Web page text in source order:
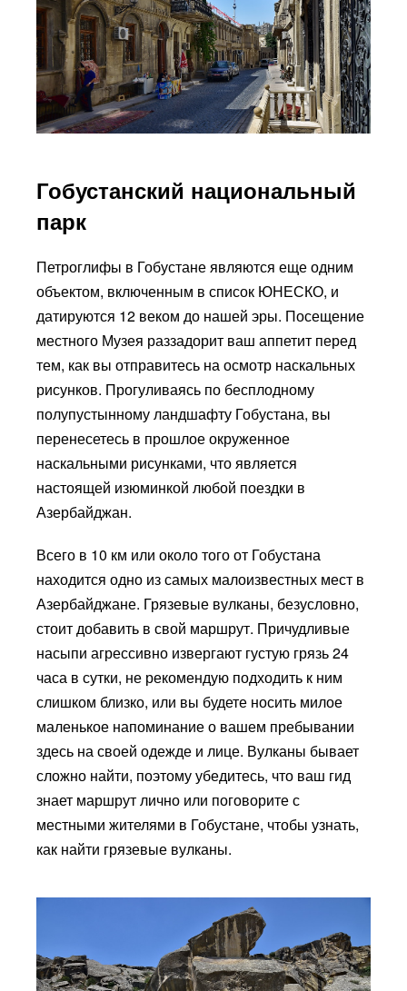
Гобустанский национальный
парк
Петроглифы в Гобустане являются еще одним
объектом, включенным в список ЮНЕСКО, и
датируются 12 веком до нашей эры. Посещение
местного Музея раззадорит ваш аппетит перед
тем, как вы отправитесь на осмотр наскальных
рисунков. Прогуливаясь по бесплодному
полупустынному ландшафту Гобустана, вы
перенесетесь в прошлое окруженное
наскальными рисунками, что является
настоящей изюминкой любой поездки в
Азербайджан.
Всего в 10 км или около того от Гобустана
находится одно из самых малоизвестных мест в
Азербайджане. Грязевые вулканы, безусловно,
стоит добавить в свой маршрут. Причудливые
насыпи агрессивно извергают густую грязь 24
часа в сутки, не рекомендую подходить к ним
слишком близко, или вы будете носить милое
маленькое напоминание о вашем пребывании
здесь на своей одежде и лице. Вулканы бывает
сложно найти, поэтому убедитесь, что ваш гид
знает маршрут лично или поговорите с
местными жителями в Гобустане, чтобы узнать,
как найти грязевые вулканы.